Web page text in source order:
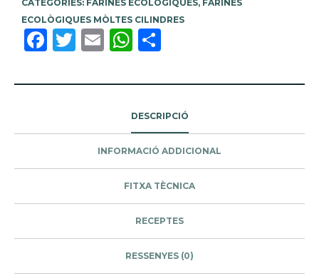
CATEGORIES: FARINES ECOLÒGIQUES, FARINES
ECOLÒGIQUES MÒLTES CILINDRES
Facebook
Twitter
EmailWhatsApp
DESCRIPCIÓ
INFORMACIÓ ADDICIONAL
FITXA TÈCNICA
RECEPTES
RESSENYES (0)